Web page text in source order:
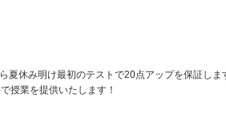
夏休み明け最初のテストで20点アップを保証しま
授業を提供いたします！